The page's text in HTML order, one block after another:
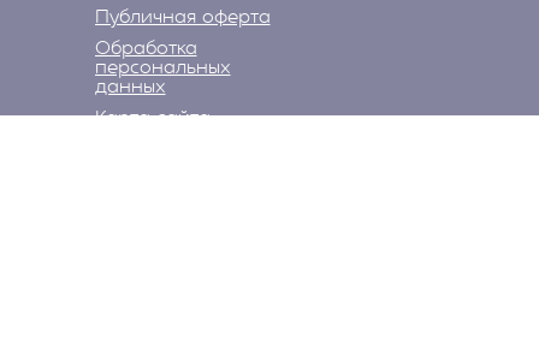
Публичная оферта
Обработка
персональных
данных
Карта сайта